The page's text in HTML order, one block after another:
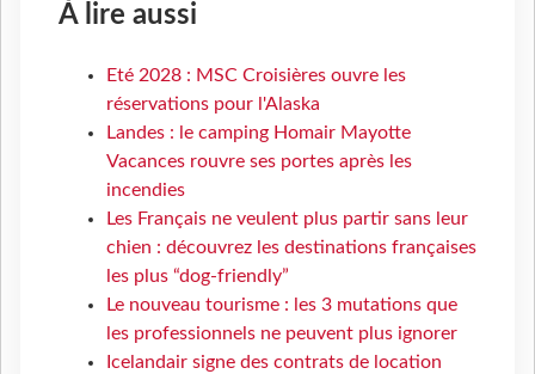
À lire aussi
Eté 2028 : MSC Croisières ouvre les
réservations pour l'Alaska
Landes : le camping Homair Mayotte
Vacances rouvre ses portes après les
incendies
Les Français ne veulent plus partir sans leur
chien : découvrez les destinations françaises
les plus “dog-friendly”
Le nouveau tourisme : les 3 mutations que
les professionnels ne peuvent plus ignorer
Icelandair signe des contrats de location